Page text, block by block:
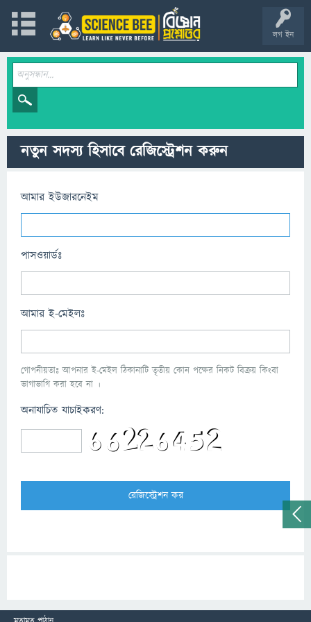
লগ ইন
নতুন সদস্য হিসাবে রেজিস্ট্রেশন করুন
আমার ইউজারনেইম
পাসওয়ার্ডঃ
আমার ই-মেইলঃ
গোপনীয়তাঃ আপনার ই-মেইল ঠিকানাটি তৃতীয় কোন পক্ষের নিকট বিক্রয় কিংবা
ভাগাভাগি করা হবে না ।
অনাযাচিত যাচাইকরণ: